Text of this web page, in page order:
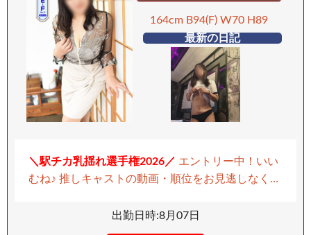
ひとときを、どうぞたっぷりとお楽しみくださ
い。 ご予約必須の淫らな天使──今すぐご指名を。
ーーーーーーーーー 【移動手段：電車】 ーーーー
ーーーーー
164cm B94(F) W70 H89
最新の日記
＼駅チカ乳揺れ選手権2026／ エントリー中！いい
むね♪ 推しキャストの動画・順位をお見逃しなく！
ート率、驚異の高さ。 一度触れたら、また逢いた出勤日時:8月07日